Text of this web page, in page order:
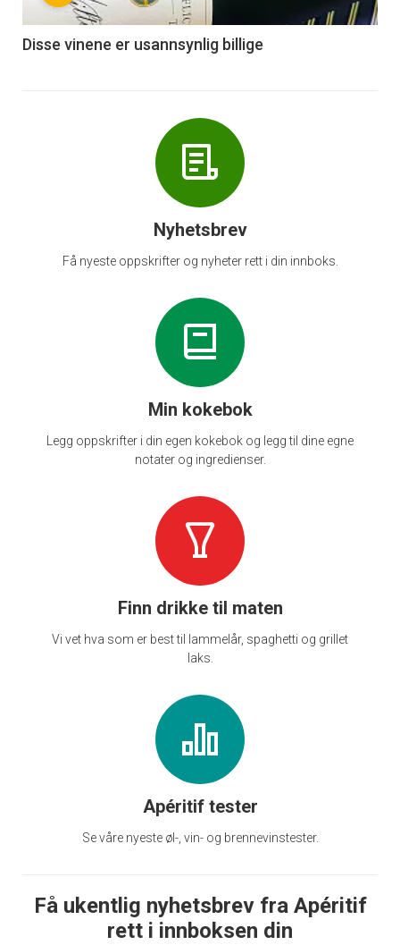
6
Disse vinene er usannsynlig billige
Nyhetsbrev
Få nyeste oppskrifter og nyheter rett i din innboks.
Min kokebok
Legg oppskrifter i din egen kokebok og legg til dine egne
notater og ingredienser.
Finn drikke til maten
Vi vet hva som er best til lammelår, spaghetti og grillet
laks.
Apéritif tester
Se våre nyeste øl-, vin- og brennevinstester.
Få ukentlig nyhetsbrev fra Apéritif
rett i innboksen din